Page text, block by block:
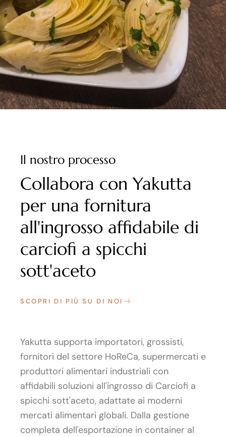
Il nostro processo
Collabora con Yakutta
per una fornitura
all'ingrosso affidabile di
carciofi a spicchi
sott'aceto
SCOPRI DI PIÙ SU DI NOI
Yakutta supporta importatori, grossisti,
fornitori del settore HoReCa, supermercati e
produttori alimentari industriali con
affidabili soluzioni all'ingrosso di Carciofi a
spicchi sott'aceto, adattate ai moderni
mercati alimentari globali. Dalla gestione
completa dell'esportazione in container al